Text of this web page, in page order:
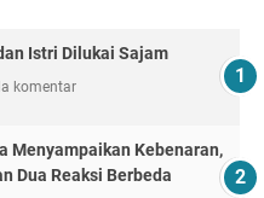
Istri Dilukai Sajam
komentar
Menyampaikan Kebenaran,
Dua Reaksi Berbeda